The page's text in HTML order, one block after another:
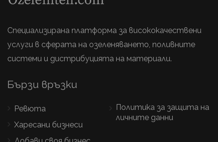
Специализирана платформа за висококачествени
услуги в сферата на озеленяването, поливните
системи и дистрибуцията на материали.
Бързи връзки
Ревюта
Харесани бизнеси
Политика за защита на
личните данни